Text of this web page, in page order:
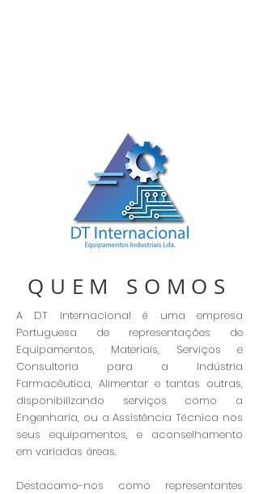
QUEM SOMOS
A DT Internacional é uma empresa
Portuguesa de representações de
Equipamentos, Materiais, Serviços e
Consultoria para a Indústria
Farmacêutica, Alimentar e tantas outras,
disponibilizando serviços como a
Engenharia, ou a Assistência Técnica nos
seus equipamentos, e aconselhamento
em variadas áreas.
Destacamo-nos como representantes